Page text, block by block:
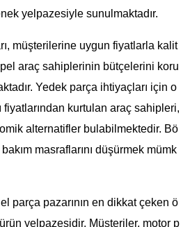
yelpazesiyle sunulmaktadır.
müşterilerine uygun fiyatlarla kalit
araç sahiplerinin bütçelerini koru
Yedek parça ihtiyaçları için o
fiyatlarından kurtulan araç sahipleri,
alternatifler bulabilmektedir. Bö
masraflarını düşürmek mümk
parça pazarının en dikkat çeken ö
yelpazesidir. Müşteriler, motor p